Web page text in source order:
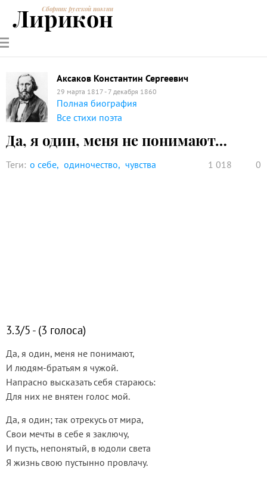
РУССКИЕ
ПОЭТЫ
СОВРЕМЕННИКИЭНЦИКЛОПЕДИЯ
ПОЭЗИИ
Сборник русской поэзии
Лирикон
Аксаков Константин Сергеевич
29 марта 1817 - 7 декабря 1860
Полная биография
Все стихи поэта
Да, я один, меня не понимают…
Теги: о себе одиночество чувства 1 018 0
3.3/5 - (3 голоса)
Да, я один, меня не понимают,
И людям-братьям я чужой.
Напрасно высказать себя стараюсь:
Для них не внятен голос мой.
Да, я один; так отрекусь от мира,
Свои мечты в себе я заключу,
И пусть, непонятый, в юдоли света
Я жизнь свою пустынно провлачу.